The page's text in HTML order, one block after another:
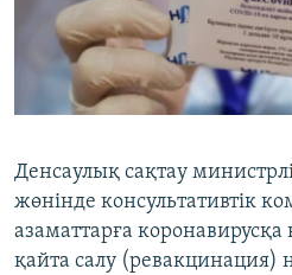
Басқа тілдерде
Денсаулық сақтау
жөнінде консультативтік
азаматтарға
қайта салу